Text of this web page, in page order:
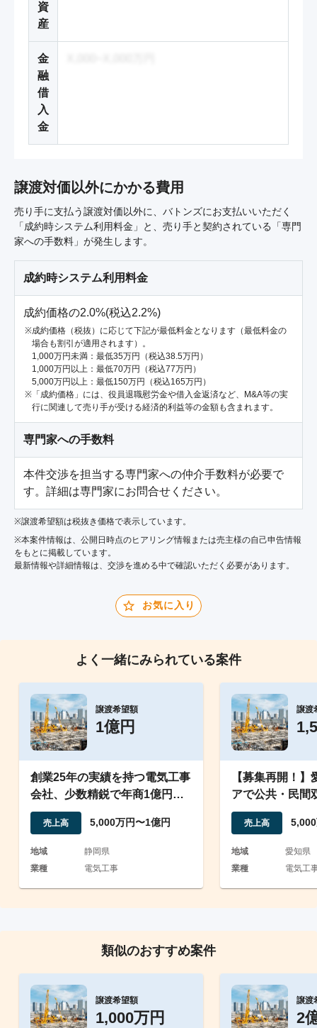
資
産
金
融
借
入
金
譲渡対価以外にかかる費用
売り手に支払う譲渡対価以外に、バトンズにお支払いいただく
「成約時システム利用料金」と、売り手と契約されている「専門
家への手数料」が発生します。
成約時システム利用料金
成約価格の2.0%(税込2.2%)
成約価格（税抜）に応じて下記が最低料金となります（最低料金の
場合も割引が適用されます）。
1,000万円未満：最低35万円（税込38.5万円）
1,000万円以上：最低70万円（税込77万円）
5,000万円以上：最低150万円（税込165万円）
「成約価格」には、役員退職慰労金や借入金返済など、M&A等の実
行に関連して売り手が受ける経済的利益等の金額も含まれます。
専門家への手数料
本件交渉を担当する専門家への仲介手数料が必要で
す。詳細は専門家にお問合せください。
※譲渡希望額は税抜き価格で表示しています。
※本案件情報は、公開日時点のヒアリング情報または売主様の自己申告情報
をもとに掲載しています。
最新情報や詳細情報は、交渉を進める中で確認いただく必要があります。
お気に入り
よく一緒にみられている案件
譲渡希望額
1億円
創業25年の実績を持つ電気工事
会社、少数精鋭で年商1億円を
実現
売上高 5,000万円〜1億円
地域
静岡県
業種
電気工事
譲渡
【募集再開！
アで公共・民間
つ地域密着の電
売上高
地域
愛知県
業種
電気工
類似のおすすめ案件
譲渡希望額
1,000万円
譲渡
2